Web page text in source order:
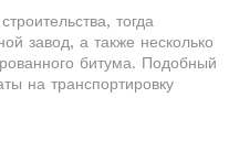
тогда
завод, а также несколько
битума. Подобный
на транспортировку